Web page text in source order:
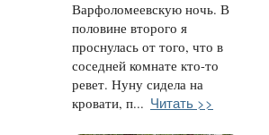
Варфоломеевскую ночь. В
половине второго я
проснулась от того, что в
соседней комнате кто-то
ревет. Нуну сидела на
кровати, п... Читать >>